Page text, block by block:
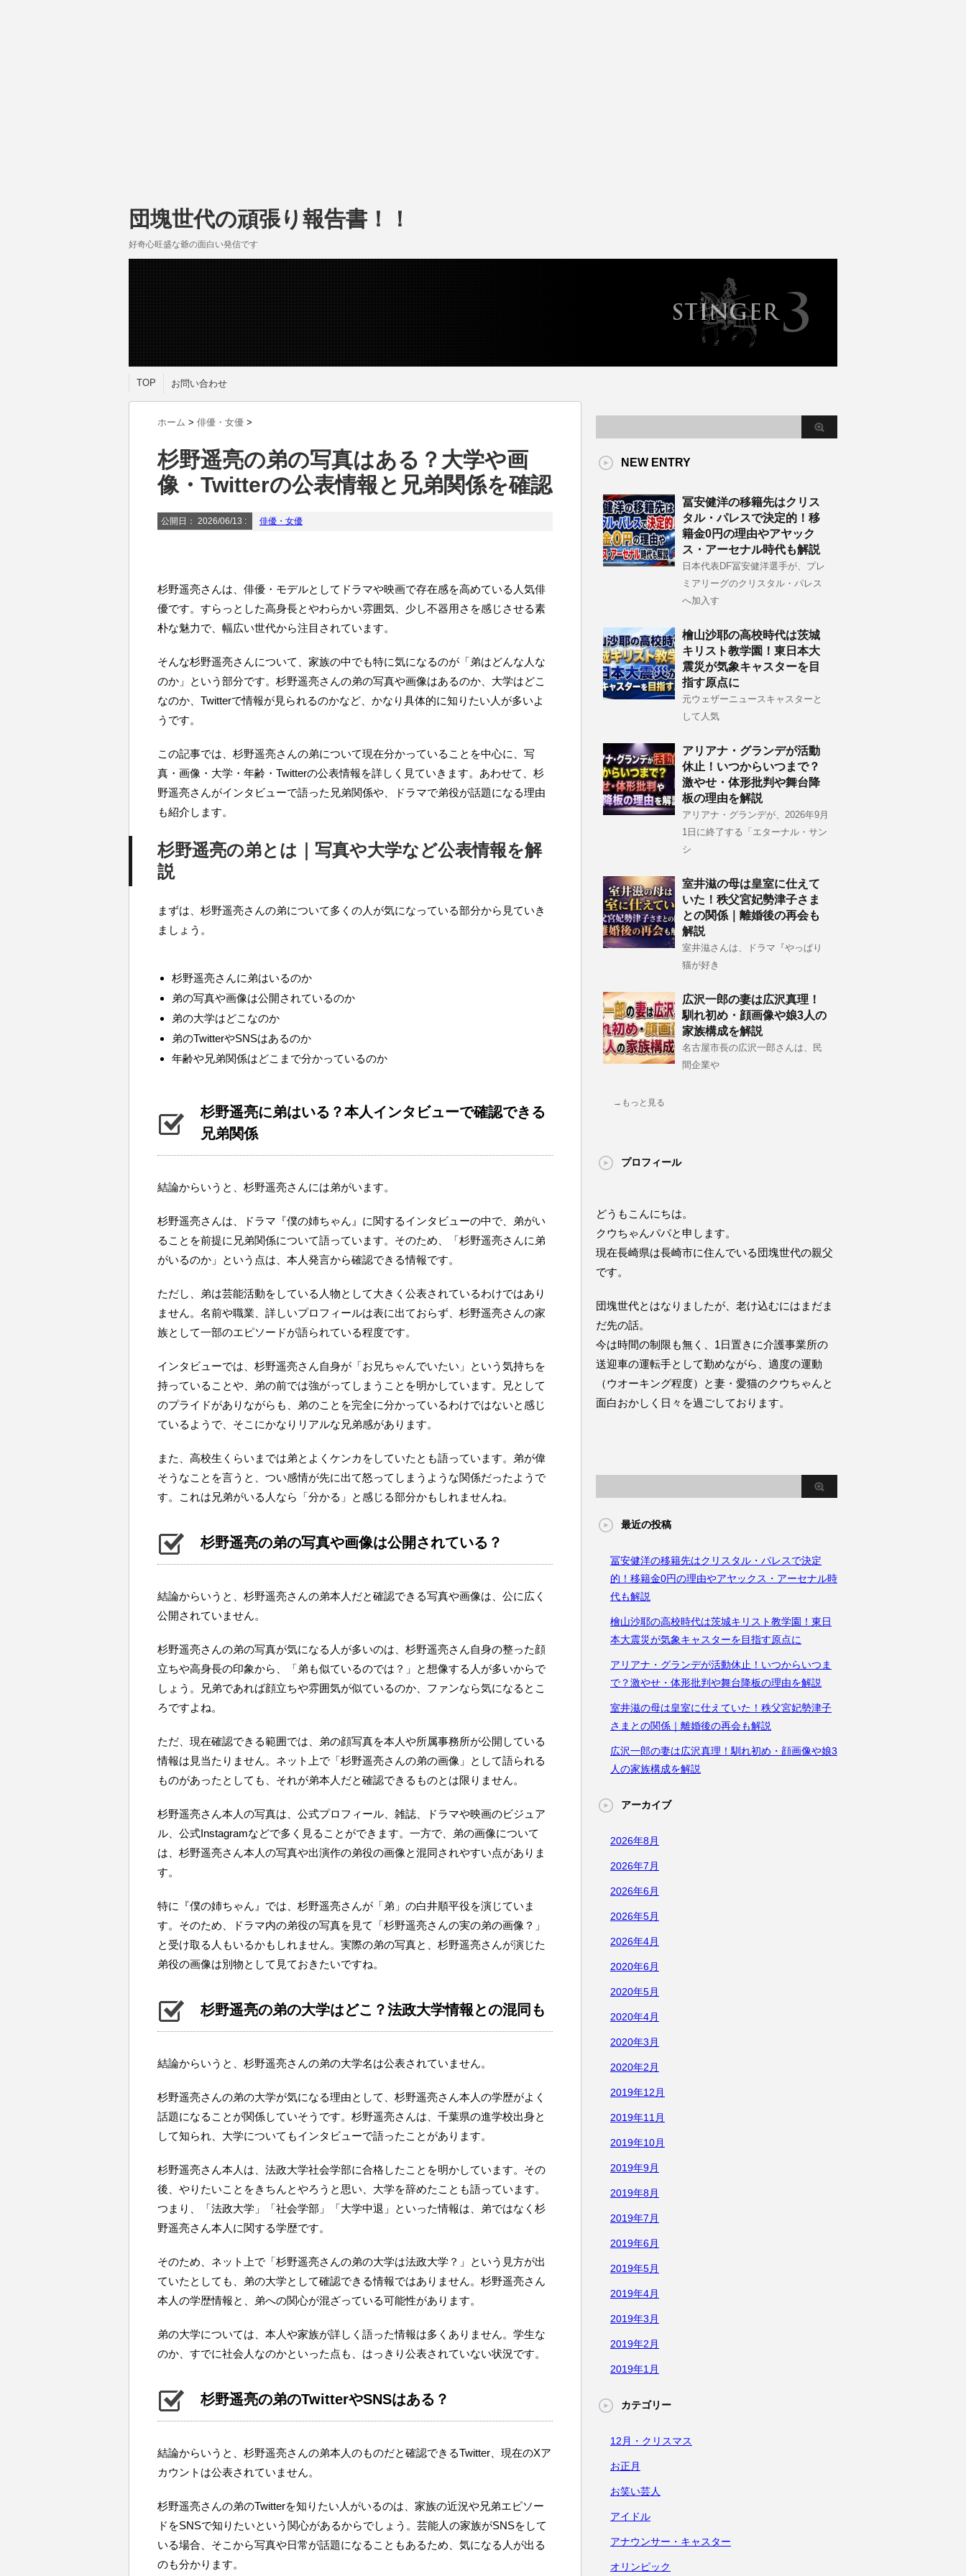
団塊世代の頑張り報告書！！
好奇心旺盛な爺の面白い発信です
TOP お問い合わせ
ホーム > 俳優・女優 >
杉野遥亮の弟の写真はある？大学や画
像・Twitterの公表情報と兄弟関係を確認
公開日： 2026/06/13 : 俳優・女優
杉野遥亮さんは、俳優・モデルとしてドラマや映画で存在感を高めている人気俳
優です。すらっとした高身長とやわらかい雰囲気、少し不器用さを感じさせる素
朴な魅力で、幅広い世代から注目されています。
そんな杉野遥亮さんについて、家族の中でも特に気になるのが「弟はどんな人な
のか」という部分です。杉野遥亮さんの弟の写真や画像はあるのか、大学はどこ
なのか、Twitterで情報が見られるのかなど、かなり具体的に知りたい人が多いよ
うです。
この記事では、杉野遥亮さんの弟について現在分かっていることを中心に、写
真・画像・大学・年齢・Twitterの公表情報を詳しく見ていきます。あわせて、杉
野遥亮さんがインタビューで語った兄弟関係や、ドラマで弟役が話題になる理由
も紹介します。
杉野遥亮の弟とは｜写真や大学など公表情報を解
説
まずは、杉野遥亮さんの弟について多くの人が気になっている部分から見ていき
ましょう。
杉野遥亮さんに弟はいるのか
弟の写真や画像は公開されているのか
弟の大学はどこなのか
弟のTwitterやSNSはあるのか
年齢や兄弟関係はどこまで分かっているのか
杉野遥亮に弟はいる？本人インタビューで確認できる
兄弟関係
結論からいうと、杉野遥亮さんには弟がいます。
杉野遥亮さんは、ドラマ『僕の姉ちゃん』に関するインタビューの中で、弟がい
ることを前提に兄弟関係について語っています。そのため、「杉野遥亮さんに弟
がいるのか」という点は、本人発言から確認できる情報です。
ただし、弟は芸能活動をしている人物として大きく公表されているわけではあり
ません。名前や職業、詳しいプロフィールは表に出ておらず、杉野遥亮さんの家
族として一部のエピソードが語られている程度です。
インタビューでは、杉野遥亮さん自身が「お兄ちゃんでいたい」という気持ちを
持っていることや、弟の前では強がってしまうことを明かしています。兄として
のプライドがありながらも、弟のことを完全に分かっているわけではないと感じ
ているようで、そこにかなりリアルな兄弟感があります。
また、高校生くらいまでは弟とよくケンカをしていたとも語っています。弟が偉
そうなことを言うと、つい感情が先に出て怒ってしまうような関係だったようで
す。これは兄弟がいる人なら「分かる」と感じる部分かもしれませんね。
杉野遥亮の弟の写真や画像は公開されている？
結論からいうと、杉野遥亮さんの弟本人だと確認できる写真や画像は、公に広く
公開されていません。
杉野遥亮さんの弟の写真が気になる人が多いのは、杉野遥亮さん自身の整った顔
立ちや高身長の印象から、「弟も似ているのでは？」と想像する人が多いからで
しょう。兄弟であれば顔立ちや雰囲気が似ているのか、ファンなら気になるとこ
ろですよね。
ただ、現在確認できる範囲では、弟の顔写真を本人や所属事務所が公開している
情報は見当たりません。ネット上で「杉野遥亮さんの弟の画像」として語られる
ものがあったとしても、それが弟本人だと確認できるものとは限りません。
杉野遥亮さん本人の写真は、公式プロフィール、雑誌、ドラマや映画のビジュア
ル、公式Instagramなどで多く見ることができます。一方で、弟の画像について
は、杉野遥亮さん本人の写真や出演作の弟役の画像と混同されやすい点がありま
す。
特に『僕の姉ちゃん』では、杉野遥亮さんが「弟」の白井順平役を演じていま
す。そのため、ドラマ内の弟役の写真を見て「杉野遥亮さんの実の弟の画像？」
と受け取る人もいるかもしれません。実際の弟の写真と、杉野遥亮さんが演じた
弟役の画像は別物として見ておきたいですね。
杉野遥亮の弟の大学はどこ？法政大学情報との混同も
結論からいうと、杉野遥亮さんの弟の大学名は公表されていません。
杉野遥亮さんの弟の大学が気になる理由として、杉野遥亮さん本人の学歴がよく
話題になることが関係していそうです。杉野遥亮さんは、千葉県の進学校出身と
して知られ、大学についてもインタビューで語ったことがあります。
杉野遥亮さん本人は、法政大学社会学部に合格したことを明かしています。その
後、やりたいことをきちんとやろうと思い、大学を辞めたことも語っています。
つまり、「法政大学」「社会学部」「大学中退」といった情報は、弟ではなく杉
野遥亮さん本人に関する学歴です。
そのため、ネット上で「杉野遥亮さんの弟の大学は法政大学？」という見方が出
ていたとしても、弟の大学として確認できる情報ではありません。杉野遥亮さん
本人の学歴情報と、弟への関心が混ざっている可能性があります。
弟の大学については、本人や家族が詳しく語った情報は多くありません。学生な
のか、すでに社会人なのかといった点も、はっきり公表されていない状況です。
杉野遥亮の弟のTwitterやSNSはある？
結論からいうと、杉野遥亮さんの弟本人のものだと確認できるTwitter、現在のXア
カウントは公表されていません。
杉野遥亮さんの弟のTwitterを知りたい人がいるのは、家族の近況や兄弟エピソー
ドをSNSで知りたいという関心があるからでしょう。芸能人の家族がSNSをして
いる場合、そこから写真や日常が話題になることもあるため、気になる人が出る
のも分かります。
NEW ENTRY
冨安健洋の移籍先はクリス
タル・パレスで決定的！移
籍金0円の理由やアヤック
ス・アーセナル時代も解説
日本代表DF冨安健洋選手が、プレ
ミアリーグのクリスタル・パレス
へ加入す
檜山沙耶の高校時代は茨城
キリスト教学園！東日本大
震災が気象キャスターを目
指す原点に
元ウェザーニュースキャスターと
して人気
アリアナ・グランデが活動
休止！いつからいつまで？
激やせ・体形批判や舞台降
板の理由を解説
アリアナ・グランデが、2026年9月
1日に終了する「エターナル・サン
シ
室井滋の母は皇室に仕えて
いた！秩父宮妃勢津子さま
との関係｜離婚後の再会も
解説
室井滋さんは、ドラマ『やっぱり
猫が好き
広沢一郎の妻は広沢真理！
馴れ初め・顔画像や娘3人の
家族構成を解説
名古屋市長の広沢一郎さんは、民
間企業や
→もっと見る
プロフィール
どうもこんにちは。
クウちゃんパパと申します。
現在長崎県は長崎市に住んでいる団塊世代の親父
です。
団塊世代とはなりましたが、老け込むにはまだま
だ先の話。
今は時間の制限も無く、1日置きに介護事業所の
送迎車の運転手として勤めながら、適度の運動
（ウオーキング程度）と妻・愛猫のクウちゃんと
面白おかしく日々を過ごしております。
最近の投稿
冨安健洋の移籍先はクリスタル・パレスで決定
的！移籍金0円の理由やアヤックス・アーセナル時
代も解説
檜山沙耶の高校時代は茨城キリスト教学園！東日
本大震災が気象キャスターを目指す原点に
アリアナ・グランデが活動休止！いつからいつま
で？激やせ・体形批判や舞台降板の理由を解説
室井滋の母は皇室に仕えていた！秩父宮妃勢津子
さまとの関係｜離婚後の再会も解説
広沢一郎の妻は広沢真理！馴れ初め・顔画像や娘3
人の家族構成を解説
アーカイブ
2026年8月
2026年7月
2026年6月
2026年5月
2026年4月
2020年6月
2020年5月
2020年4月
2020年3月
2020年2月
2019年12月
2019年11月
2019年10月
2019年9月
2019年8月
2019年7月
2019年6月
2019年5月
2019年4月
2019年3月
2019年2月
2019年1月
カテゴリー
12月・クリスマス
お正月
お笑い芸人
アイドル
アナウンサー・キャスター
オリンピック